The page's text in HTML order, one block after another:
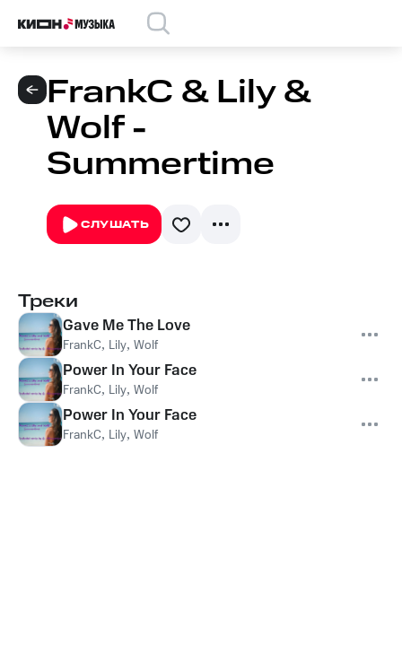
FrankC & Lily &
Wolf -
Summertime
СЛУШАТЬ
Треки
Gave Me The Love
FrankC, Lily, Wolf
Power In Your Face
FrankC, Lily, Wolf
Power In Your Face
FrankC, Lily, Wolf